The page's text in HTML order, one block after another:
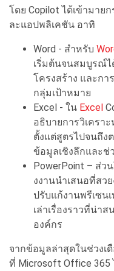
โดย Copilot ได้เข้ามาย
ละแอปพลิเคชัน อาทิ
Word - สำหรับ
เริ่มต้นจนสมบูรณ์ไ
โครงสร้าง และก
กลุ่มเป้าหมาย
Excel - ใน Excel
อธิบายการวิเครา
ตั้งแต่สูตรไปจนถึง
ข้อมูลเชิงลึกและช่
PowerPoint – ส่ว
งงานนำเสนอที่สว
ปรับแก้งานพรีเซน
เล่าเรื่องราวที่น่าส
องค์กร
จากข้อมูลล่าสุดในช่วงเดื
ที่ Microsoft Office 365